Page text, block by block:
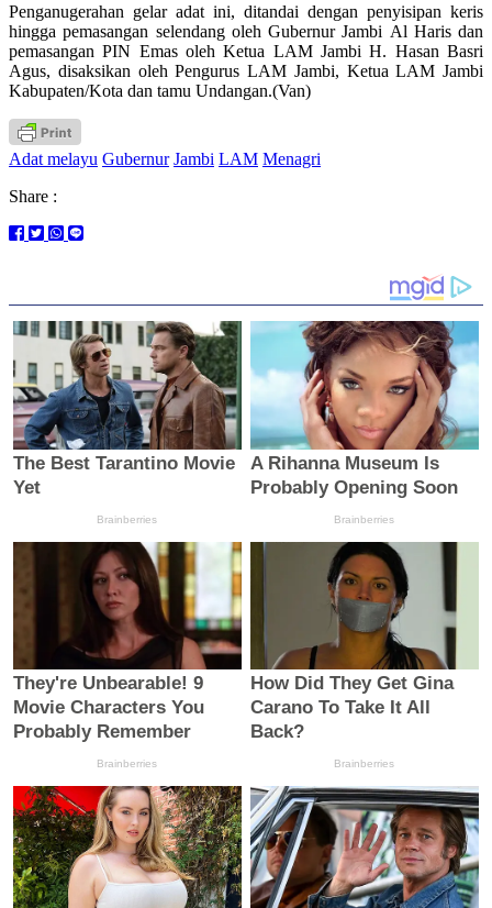
Penganugerahan gelar adat ini, ditandai dengan penyisipan keris
hingga pemasangan selendang oleh Gubernur Jambi Al Haris dan
pemasangan PIN Emas oleh Ketua LAM Jambi H. Hasan Basri
Agus, disaksikan oleh Pengurus LAM Jambi, Ketua LAM Jambi
Kabupaten/Kota dan tamu Undangan.(Van)
Adat melayu Gubernur Jambi LAM Menagri
Share :